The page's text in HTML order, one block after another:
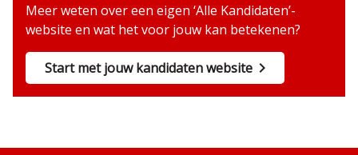
Meer weten over een eigen ‘Alle Kandidaten’-
website en wat het voor jouw kan betekenen?
Start met jouw kandidaten website